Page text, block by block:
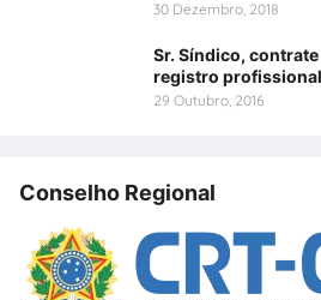
30 Dezembro, 2018
Sr. Síndico,
registro profissional
29 Outubro, 2016
Conselho Regional